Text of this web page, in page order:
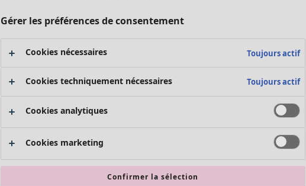
Gérer les préférences de consentement
Cookies nécessaires Toujours actif
Cookies techniquement nécessaires Toujours actif
Cookies analytiques
Cookies marketing
Confirmer la sélection